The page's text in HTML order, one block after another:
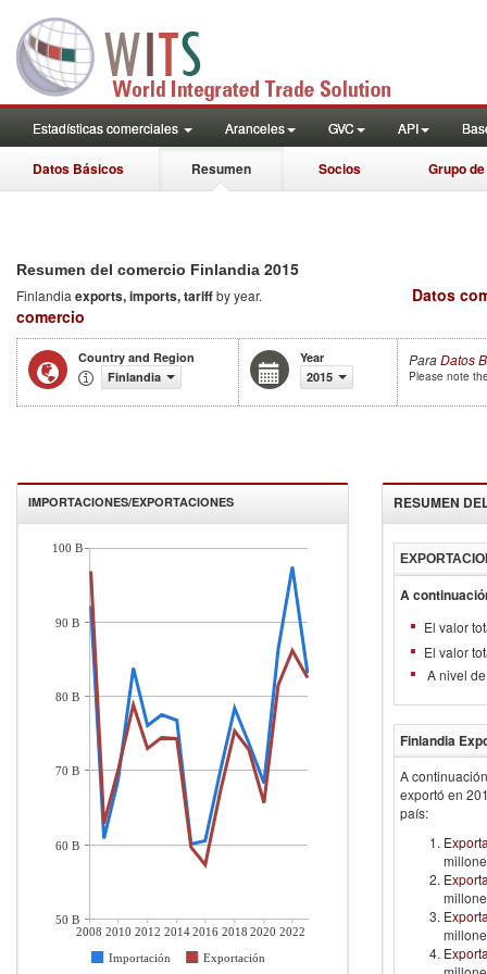
Estadísticas comerciales Aranceles GVC API
Datos Básicos Resumen Socios Grupo
Resumen del comercio Finlandia 2015
Finlandia exports, imports, tariffby year. Datos
comercio
Country and Region
Finlandia
Year
2015
ParaDatos
Please note
IMPORTACIONES/EXPORTACIONES
2008 2010 2012 20142016 2018 2020 2022
Importación
Exportación
100 B
90 B
80 B
70 B
60 B
50 B
RESUMEN
A
El valor
El valor
A nivel
Finlandia
A
exportó en
país: